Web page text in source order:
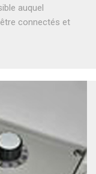
auquel
connectés et